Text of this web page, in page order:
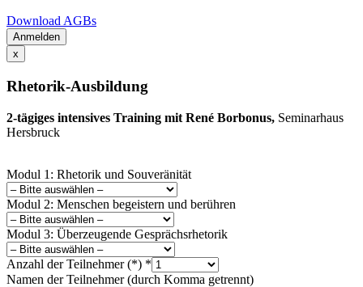
Download AGBs
Anmelden
x
Rhetorik-Ausbildung
2-tägiges intensives Training mit René Borbonus, Seminarhaus
Hersbruck
Modul 1: Rhetorik und Souveränität
Modul 2: Menschen begeistern und berühren
Modul 3: Überzeugende Gesprächsrhetorik
Anzahl der Teilnehmer (*) *
Namen der Teilnehmer (durch Komma getrennt)